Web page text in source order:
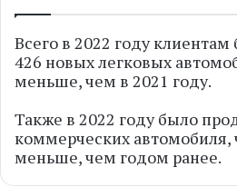
Всего в 2022 году
426 новых легковых
меньше, чем в 2021 году.
Также в 2022 году было
коммерческих автомобиля,
меньше, чем годом ранее.